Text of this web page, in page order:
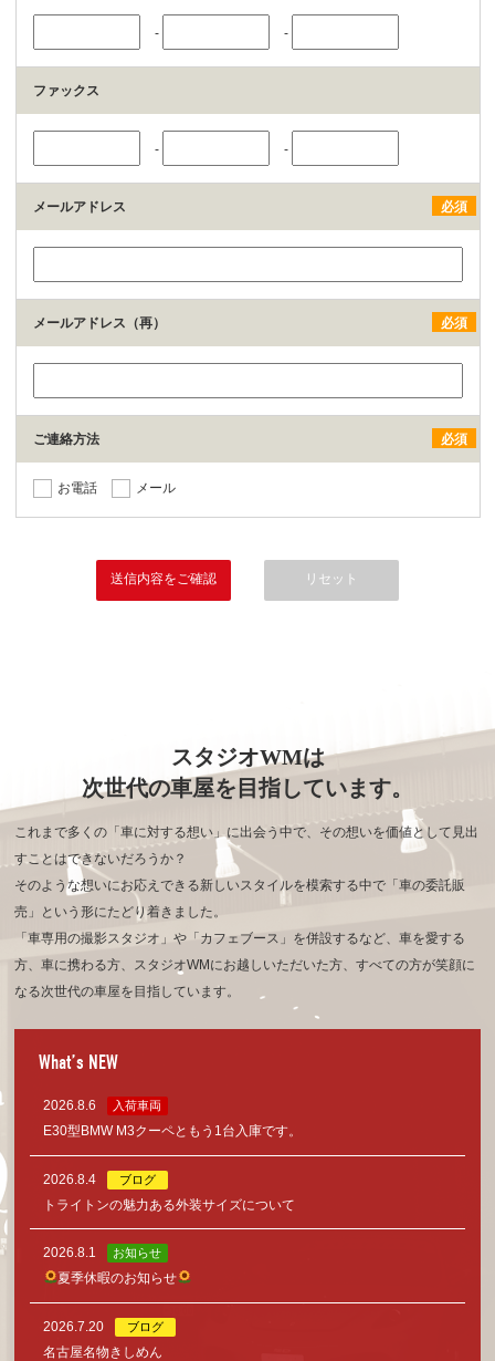
- -
ファックス
- -
必須
メールアドレス
必須
メールアドレス（再）
必須
ご連絡方法
お電話 メール
スタジオWMは
次世代の車屋を目指しています。
これまで多くの「車に対する想い」に出会う中で、その想いを価値として見出
すことはできないだろうか？
そのような想いにお応えできる新しいスタイルを模索する中で「車の委託販
売」という形にたどり着きました。
「車専用の撮影スタジオ」や「カフェブース」を併設するなど、車を愛する
方、車に携わる方、
スタジオWMにお越しいただいた方、すべての方が笑顔に
なる次世代の車屋を目指しています。
What’s NEW
2026.8.6 入荷車両
E30型BMW M3クーペともう1台入庫です。
2026.8.4 ブログ
トライトンの魅力ある外装サイズについて
2026.8.1 お知らせ
夏季休暇のお知らせ
2026.7.20 ブログ
名古屋名物きしめん